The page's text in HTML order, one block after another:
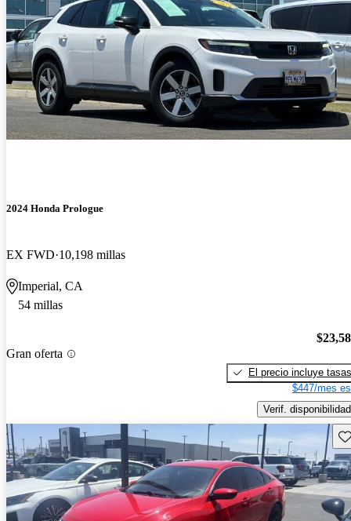
2024 Honda Prologue
EX FWD 10,198 millas
Imperial, CA
54 millas
Gran oferta
El precio incluye tasas
$447/mes
Verif. disponibilidad